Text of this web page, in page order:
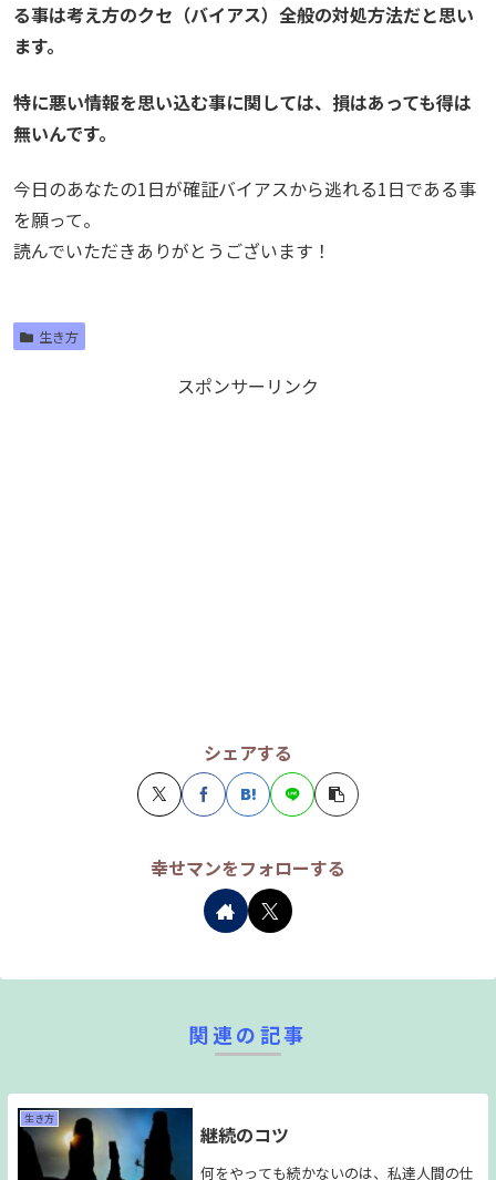
る事は考え方のクセ（バイアス）全般の対処方法だと思い
ます。
特に悪い情報を思い込む事に関しては、損はあっても得は
無いんです。
今日のあなたの1日が確証バイアスから逃れる1日である事
を願って。
読んでいただきありがとうございます！
生き方
スポンサーリンク
シェアする
幸せマンをフォローする
関連の記事
生き方
継続のコツ
何をやっても続かないのは、私達人間の仕